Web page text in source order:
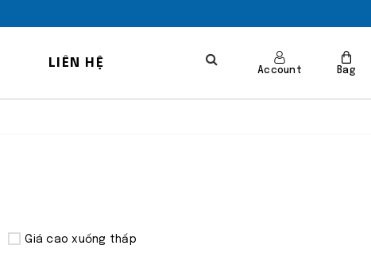
LIÊN HỆ
Account Bag
Giá cao xuống thấp